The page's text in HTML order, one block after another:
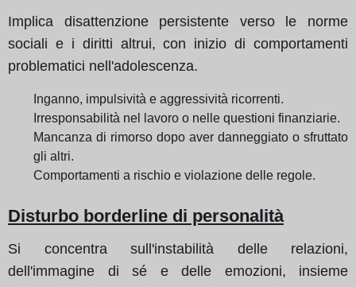
Implica disattenzione persistente verso le norme
sociali e i diritti altrui, con inizio di comportamenti
problematici nell'adolescenza.
Inganno, impulsività e aggressività ricorrenti.
Irresponsabilità nel lavoro o nelle questioni finanziarie.
Mancanza di rimorso dopo aver danneggiato o sfruttato
gli altri.
Comportamenti a rischio e violazione delle regole.
Disturbo borderline di personalità
Si concentra sull'instabilità delle relazioni,
dell'immagine di sé e delle emozioni, insieme